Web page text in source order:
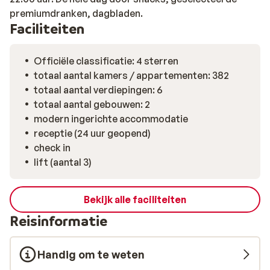
premiumdranken, dagbladen.
Faciliteiten
Officiële classificatie: 4 sterren
totaal aantal kamers / appartementen: 382
totaal aantal verdiepingen: 6
totaal aantal gebouwen: 2
modern ingerichte accommodatie
receptie (24 uur geopend)
check in
lift (aantal 3)
Bekijk alle faciliteiten
Reisinformatie
Handig om te weten